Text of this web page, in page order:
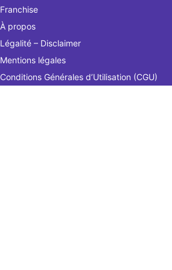
Franchise
À propos
Légalité – Disclaimer
Mentions légales
Conditions Générales d’Utilisation (CGU)